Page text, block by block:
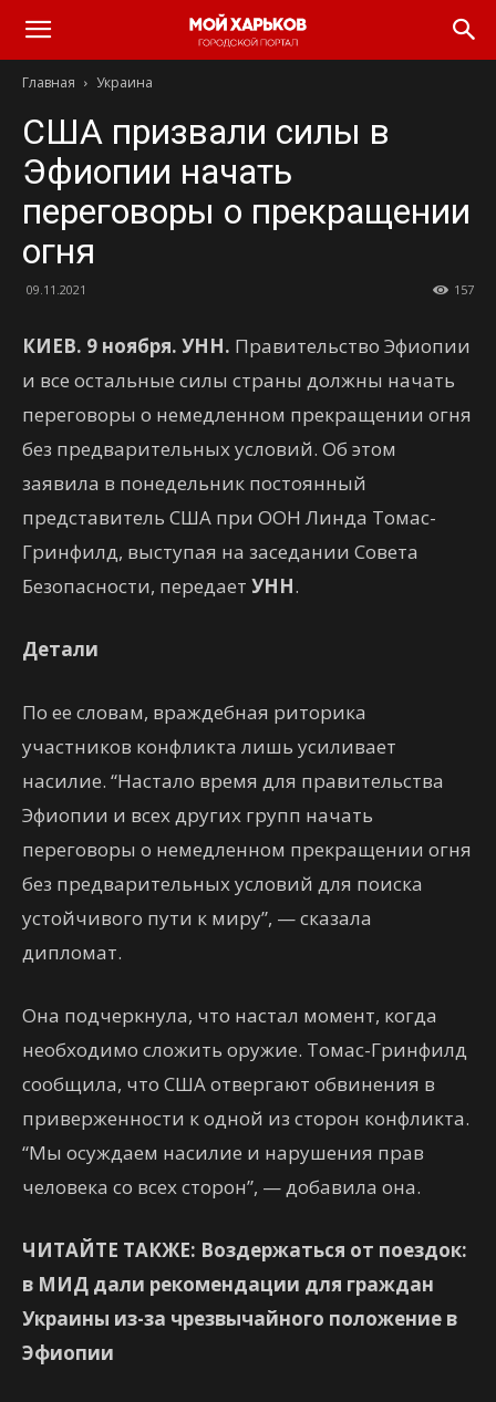
Главная Украина
США призвали силы в
Эфиопии начать
переговоры о прекращении
огня
09.11.2021 157
КИЕВ. 9 ноября. УНН. Правительство Эфиопии
и все остальные силы страны должны начать
переговоры о немедленном прекращении огня
без предварительных условий. Об этом
заявила в понедельник постоянный
представитель США при ООН Линда Томас-
Гринфилд, выступая на заседании Совета
Безопасности, передает УНН.
Детали
По ее словам, враждебная риторика
участников конфликта лишь усиливает
насилие. “Настало время для правительства
Эфиопии и всех других групп начать
переговоры о немедленном прекращении огня
без предварительных условий для поиска
устойчивого пути к миру”, — сказала
дипломат.
Она подчеркнула, что настал момент, когда
необходимо сложить оружие. Томас-Гринфилд
сообщила, что США отвергают обвинения в
приверженности к одной из сторон конфликта.
“Мы осуждаем насилие и нарушения прав
человека со всех сторон”, — добавила она.
ЧИТАЙТЕ ТАКЖЕ: Воздержаться от поездок:
в МИД дали рекомендации для граждан
Украины из-за чрезвычайного положение в
Эфиопии